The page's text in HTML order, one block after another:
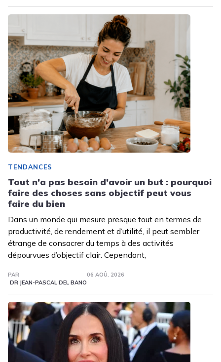
TENDANCES
Tout n’a pas besoin d’avoir un but : pourquoi
faire des choses sans objectif peut vous
faire du bien
Dans un monde qui mesure presque tout en termes de
productivité, de rendement et d’utilité, il peut sembler
étrange de consacrer du temps à des activités
dépourvues d’objectif clair. Cependant,
PAR
DR JEAN-PASCAL DEL BANO
06 AOÛ. 2026